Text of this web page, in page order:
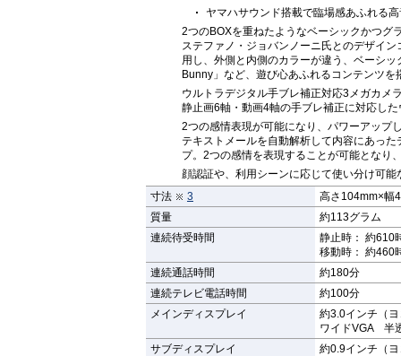
ヤマハサウンド搭載で臨場感あふれる
2つのBOXを重ねたようなベーシックかつグ
ステファノ・ジョバンノーニ氏とのデザイ
用し、外側と内側のカラーが違う、ベーシ
Bunny」など、遊び心あふれるコンテンツを
ウルトラデジタル手ブレ補正対応3メガカメ
静止画6軸・動画4軸の手ブレ補正に対応し
2つの感情表現が可能になり、パワーアップ
テキストメールを自動解析して内容にあっ
プ。2つの感情を表現することが可能となり
顔認証や、利用シーンに応じて使い分け可
寸法
3
高さ104mm×幅
質量
約113グラム
連続待受時間
静止時： 約610
移動時： 約460
連続通話時間
約180分
連続テレビ電話時間
約100分
メインディスプレイ
約3.0インチ（
ワイドVGA 半
サブディスプレイ
約0.9インチ（